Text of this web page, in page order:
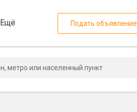
Ещё Подать объявление